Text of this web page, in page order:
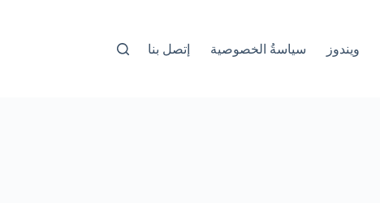
ويندوز سياسةُ الخصوصية إتصل بنا